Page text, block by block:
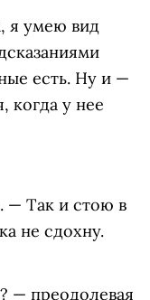
я умею вид
есть. Ну и —
когда у нее
— Так и стою в
не сдохну.
— преодолевая